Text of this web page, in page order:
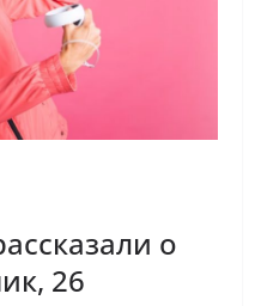
о
26